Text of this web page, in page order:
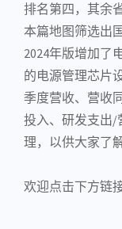
排名第四，其余
本篇地图筛选出
2024年版增加了
的电源管理芯片
季度营收、营收
投入、研发支出/
理，以供大家了
欢迎点击下方链